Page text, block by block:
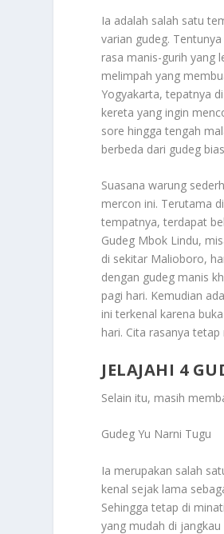
Ia adalah salah satu
varian gudeg.
rasa manis-gurih yang
melimpah yang
Yogyakarta, tepatnya
kereta yang ingin
sore hingga tengah
berbeda dari gudeg
Suasana warung
mercon ini. Terutama
tempatnya, terdapat
Gudeg Mbok Lindu,
di sekitar Malioboro,
dengan gudeg manis
pagi hari. Kemudian
ini terkenal karena
hari. Cita rasanya
JELAJAHI 4
Selain itu, masih
Gudeg Yu Narni Tugu
Ia merupakan salah
kenal sejak lama
Sehingga tetap di
yang mudah di